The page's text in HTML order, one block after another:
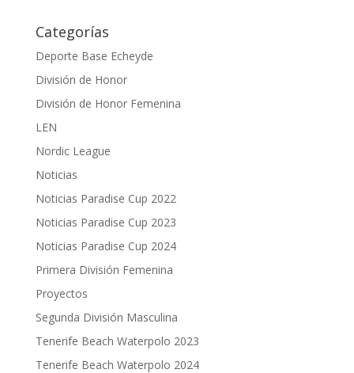
Categorías
Deporte Base Echeyde
División de Honor
División de Honor Femenina
LEN
Nordic League
Noticias
Noticias Paradise Cup 2022
Noticias Paradise Cup 2023
Noticias Paradise Cup 2024
Primera División Femenina
Proyectos
Segunda División Masculina
Tenerife Beach Waterpolo 2023
Tenerife Beach Waterpolo 2024